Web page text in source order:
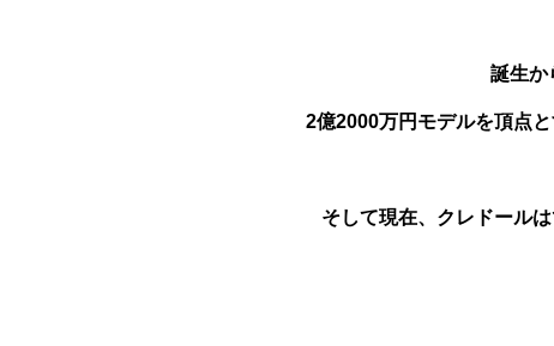
誕生か
2億2000万円モデルを頂点
そして現在、クレドール